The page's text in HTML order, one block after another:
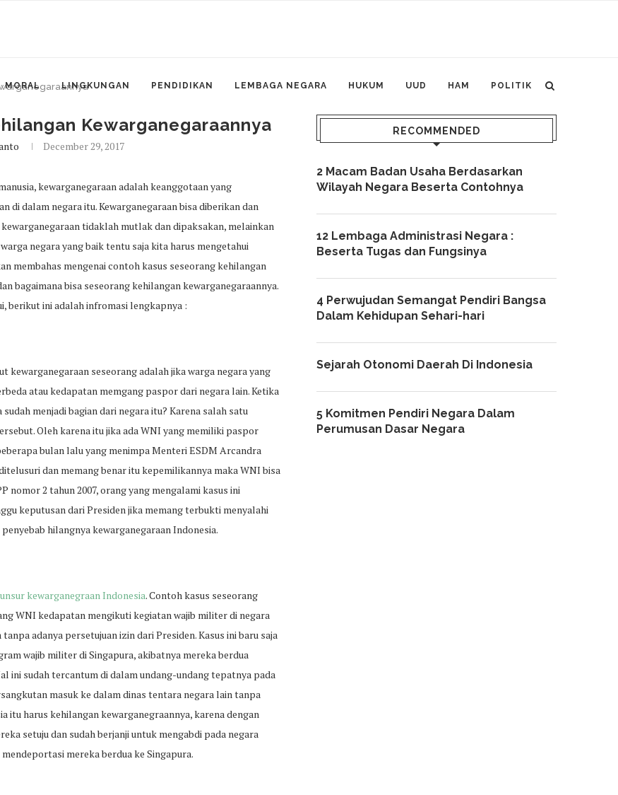
MORAL LINGKUNGAN PENDIDIKAN LEMBAGA NEGARA HUKUM UUD HAM POLITIK
Kewarganegaraannya
December 29, 2017
kewarganegaraan adalah keanggotaan yang
di dalam negara itu. Kewarganegaraan bisa diberikan dan
tidaklah mutlak dan dipaksakan, melainkan
negara yang baik tentu saja kita harus mengetahui
membahas mengenai contoh kasus seseorang kehilangan
bagaimana bisa seseorang kehilangan kewarganegaraannya.
berikut ini adalah infromasi lengkapnya :
seseorang adalah jika warga negara yang
atau kedapatan memgang paspor dari negara lain. Ketika
menjadi bagian dari negara itu? Karena salah satu
Oleh karena itu jika ada WNI yang memiliki paspor
bulan lalu yang menimpa Menteri ESDM Arcandra
dan memang benar itu kepemilikannya maka WNI bisa
nomor 2 tahun 2007, orang yang mengalami kasus ini
keputusan dari Presiden jika memang terbukti menyalahi
penyebab hilangnya kewarganegaraan Indonesia.
kewarganegraan Indonesia. Contoh kasus seseorang
WNI kedapatan mengikuti kegiatan wajib militer di negara
adanya persetujuan izin dari Presiden. Kasus ini baru saja
wajib militer di Singapura, akibatnya mereka berdua
ini sudah tercantum di dalam undang-undang tepatnya pada
masuk ke dalam dinas tentara negara lain tanpa
itu harus kehilangan kewarganegraannya, karena dengan
setuju dan sudah berjanji untuk mengabdi pada negara
mereka berdua ke Singapura.
RECOMMENDED
2 Macam Badan Usaha Berdasarkan
Wilayah Negara Beserta Contohnya
12 Lembaga Administrasi Negara :
Beserta Tugas dan Fungsinya
4 Perwujudan Semangat Pendiri Bangsa
Dalam Kehidupan Sehari-hari
Sejarah Otonomi Daerah Di Indonesia
5 Komitmen Pendiri Negara Dalam
Perumusan Dasar Negara